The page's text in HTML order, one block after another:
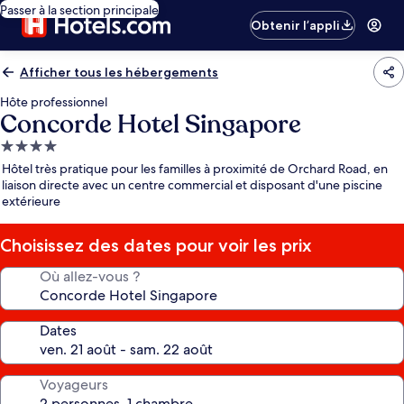
Passer à la section principale
Obtenir l’appli
Afficher tous les hébergements
Hôte professionnel
Concorde Hotel Singapore
Hébergement
4.0 étoiles
Hôtel très pratique pour les familles à proximité de Orchard Road, en
liaison directe avec un centre commercial et disposant d'une piscine
extérieure
Choisissez des dates pour voir les prix
Où allez-vous ?
Dates
Voyageurs